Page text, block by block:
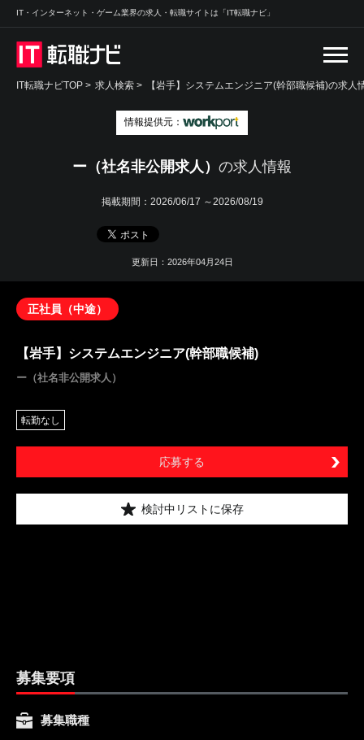
IT・インターネット・ゲーム業界の求人・転職サイトは「IT転職ナビ」
IT転職ナビTOP > 求人検索 > 【岩手】システムエンジニア(幹部職候補)の求人
情報提供元：
ー（社名非公開求人） の求人情報
掲載期間： 2026/06/17 ～2026/08/19
更新日：2026年04月24日
正社員（中途）
【岩手】システムエンジニア(幹部職候補)
ー（社名非公開求人）
転勤なし
応募する
検討中リストに保存
募集要項
募集職種